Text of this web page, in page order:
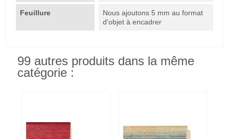
Feuillure
Nous ajoutons 5 mm au format
d'objet à encadrer
99 autres produits dans la même
catégorie :